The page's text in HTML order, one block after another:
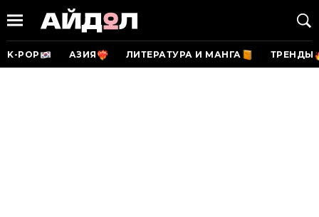
K-POP АЗИЯ ЛИТЕРАТУРА И МАНГА ТРЕНДЫ